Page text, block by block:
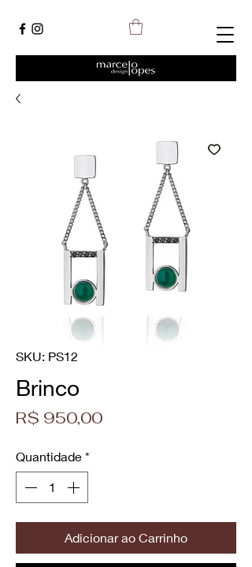
SKU: PS12
Brinco
R$ 950,00Preço
Quantidade *
Adicionar ao Carrinho